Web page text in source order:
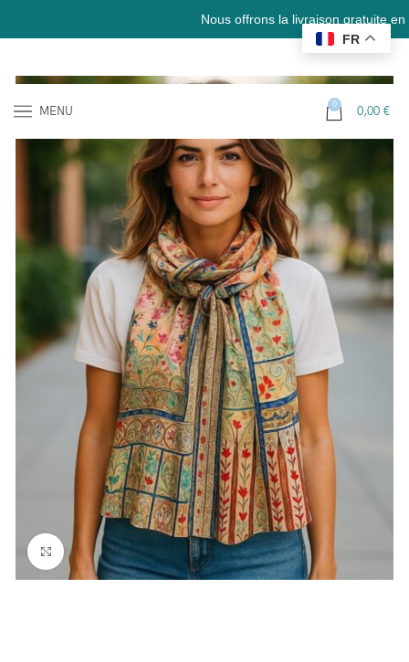
Nous offrons la livraison gratuite en France
MENU 0 0,00 €
Cliquez pour agrandir
FR